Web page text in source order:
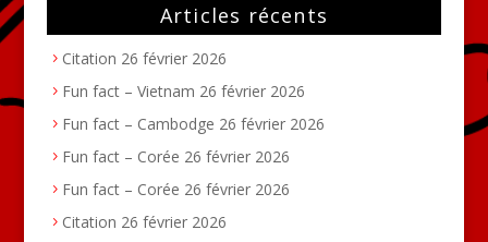
Articles récents
Citation 26 février 2026
Fun fact – Vietnam 26 février 2026
Fun fact – Cambodge 26 février 2026
Fun fact – Corée 26 février 2026
Fun fact – Corée 26 février 2026
Citation 26 février 2026